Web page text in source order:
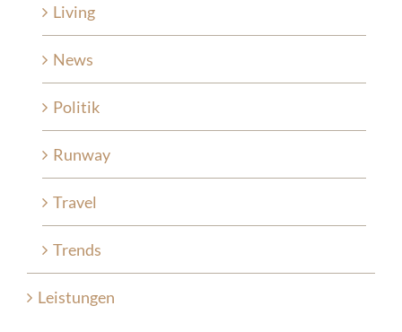
Living
News
Politik
Runway
Travel
Trends
Leistungen